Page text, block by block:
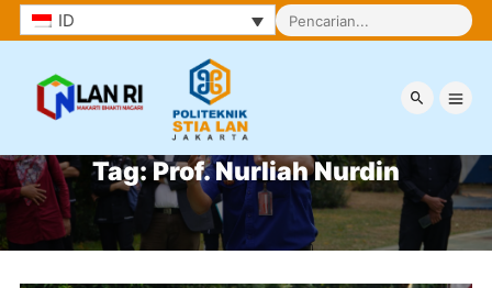
ID
Tag:Prof. Nurliah Nurdin